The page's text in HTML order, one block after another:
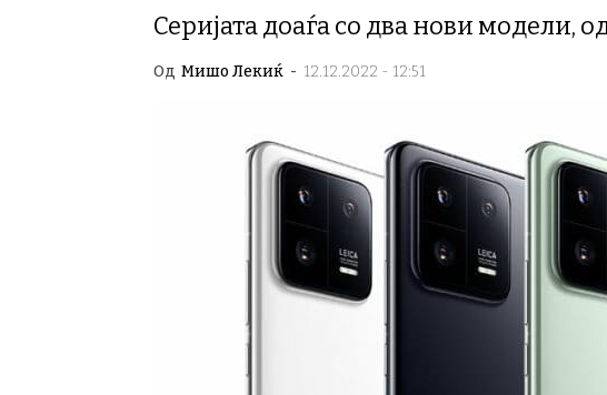
Серијата доаѓа со два нови модели,
Од Мишо Лекиќ - 12.12.2022 - 12:51